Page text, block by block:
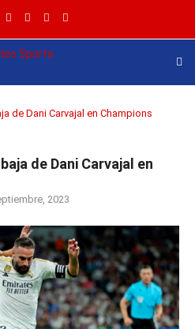
de Dani Carvajal en Champions
de Dani Carvajal en
2023